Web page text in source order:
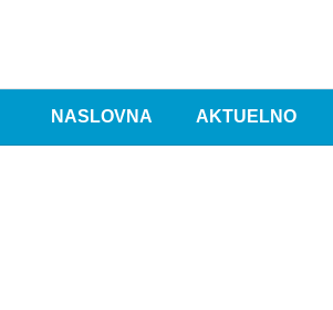
NASLOVNA AKTUELNO